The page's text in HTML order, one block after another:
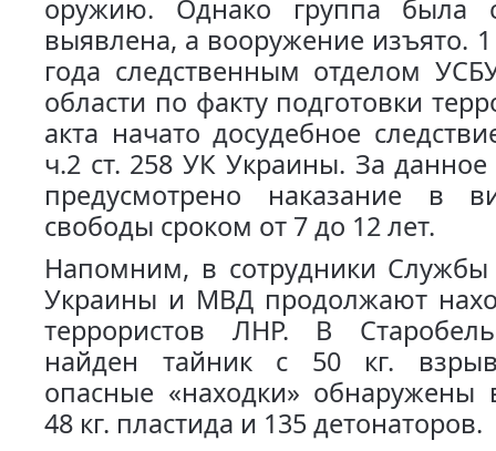
оружию. Однако группа была
выявлена, а вооружение изъято. 1
года следственным отделом
области по факту подготовки
акта начато досудебное
ч.2 ст. 258 УК Украины. За данное
предусмотрено наказание в
свободы сроком от 7 до 12 лет.
Напомним, в сотрудники Службы
Украины и МВД продолжают
террористов ЛНР. В
найден тайник с 50 кг.
опасные «находки» обнаружены
48 кг. пластида и 135 детонаторов.